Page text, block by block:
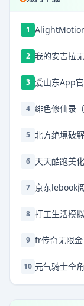
1
2 我的安吉拉
3
4
5
6
7 京东lebook
8
9
10